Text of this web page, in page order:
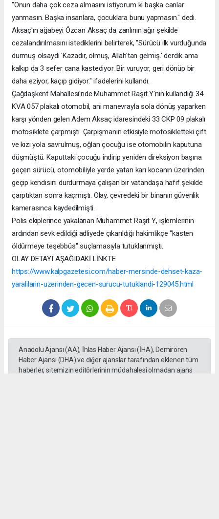
"Onun daha çok ceza almasını istiyorum ki başka canlar
yanmasın. Başka insanlara, çocuklara bunu yapmasın." dedi.
Aksaç'ın ağabeyi Özcan Aksaç da zanlının ağır şekilde
cezalandırılmasını istediklerini belirterek, "Sürücü ilk vurduğunda
durmuş olsaydı 'Kazadır, olmuş, Allah'tan gelmiş.' derdik ama
kalkıp da 3 sefer cana kastediyor. Bir vuruyor, geri dönüp bir
daha eziyor, kaçıp gidiyor." ifadelerini kullandı.
Çağdaşkent Mahallesi'nde Muhammet Raşit Y'nin kullandığı 34
KVA 057 plakalı otomobil, ani manevrayla sola dönüş yaparken
karşı yönden gelen Adem Aksaç idaresindeki 33 CKP 09 plakalı
motosiklete çarpmıştı. Çarpışmanın etkisiyle motosikletteki çift
ve kızı yola savrulmuş, oğlan çocuğu ise otomobilin kaputuna
düşmüştü. Kaputtaki çocuğu indirip yeniden direksiyon başına
geçen sürücü, otomobiliyle yerde yatan karı kocanın üzerinden
geçip kendisini durdurmaya çalışan bir vatandaşa hafif şekilde
çarptıktan sonra kaçmıştı. Olay, çevredeki bir binanın güvenlik
kamerasınca kaydedilmişti.
Polis ekiplerince yakalanan Muhammet Raşit Y., işlemlerinin
ardından sevk edildiği adliyede çıkarıldığı hakimlikçe "kasten
öldürmeye teşebbüs" suçlamasıyla tutuklanmıştı.
OLAY DETAYI AŞAĞIDAKİ LİNKTE
https://www.kalpgazetesi.com/haber-mersinde-dehset-kaza-
yaralilarin-uzerinden-gecen-surucu-tutuklandi-129045.html
Anadolu Ajansı (AA), İhlas Haber Ajansı (İHA), Demirören
Haber Ajansı (DHA) ve diğer ajanslar tarafından eklenen tüm
haberler, sitemizin editörlerinin müdahalesi olmadan ajans